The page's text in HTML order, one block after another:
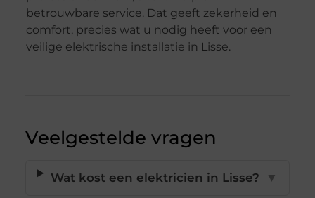
betrouwbare service. Dat geeft zekerheid en
comfort, precies wat u nodig heeft voor een
veilige elektrische installatie in Lisse.
Veelgestelde vragen
Wat kost een elektricien in Lisse? ▼